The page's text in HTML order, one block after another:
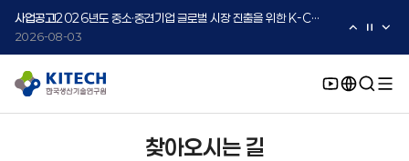
사업공고 2026년도 중소·중견기업 글로벌 시장 진출을 위한 K-Convergence 글로벌 시험·실증 지원 프로그램 모집공고(2차)
2026-08-03
찾아오시는 길